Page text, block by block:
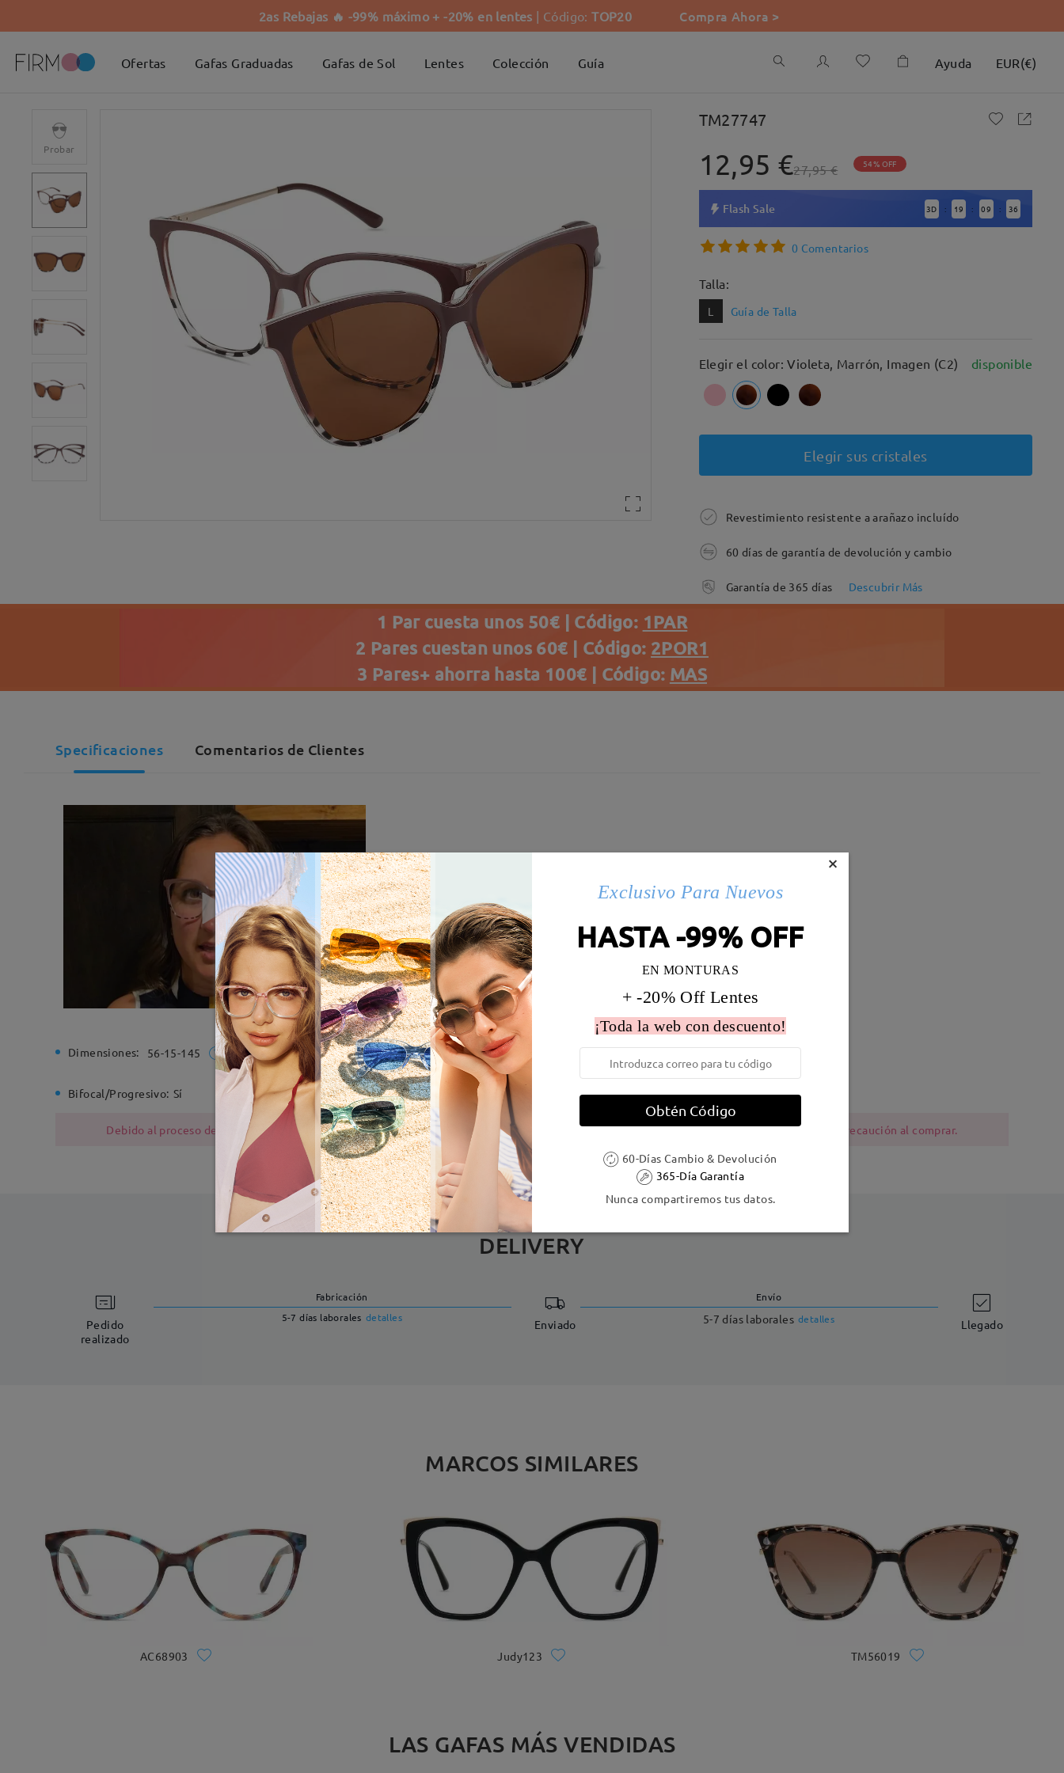
2as Rebajas 🔥 -99% máximo + -20% en lentes | Código:TOP20 Compra Ahora >
Ofertas Gafas Graduadas Gafas de Sol Lentes Colección Guía Ayuda EUR(€)
Probar
TM27747
12,95 €27,95 € 54% OFF
Flash Sale 3D : 19 : 09 : 35
0 Comentarios
Talla:
L Guía de Talla
Elegir el color: Violeta, Marrón, Imagen (C2) disponible
Elegir sus cristales
Revestimiento resistente a arañazo incluído
60 días de garantía de devolución y cambio
Garantía de 365 días Descubrir Más
1 Par cuesta unos 50€ | Código: 1PAR
2 Pares cuestan unos 60€ | Código: 2POR1
3 Pares+ ahorra hasta 100€ | Código: MAS
Specificaciones Comentarios de Clientes
Dimensiones: 56-15-145 Ancho de la montura: 138 mm ( Largo) Diametro de lentes: 58 mm Peso:
Bifocal/Progresivo: Sí Bisagra de resorte: Sí Material de la montura: Tr ,Metal
Debido al proceso de fabricación, las monturas metálicas contienen níquel. Los clientes con antecedentes de alergia al níquel deben tener precaución al comprar.
DELIVERY
Pedido
realizado
Fabricación
5-7 días laborales detalles Enviado
Envío
5-7 días laborales detalles Llegado
MARCOS SIMILARES
AC68903 Judy123 TM56019
LAS GAFAS MÁS VENDIDAS
×
Exclusivo Para Nuevos
HASTA -99% OFF
EN MONTURAS
+ -20% Off Lentes
¡Toda la web con descuento!
Obtén Código
60-Días Cambio & Devolución
365-Día Garantía
Nunca compartiremos tus datos.